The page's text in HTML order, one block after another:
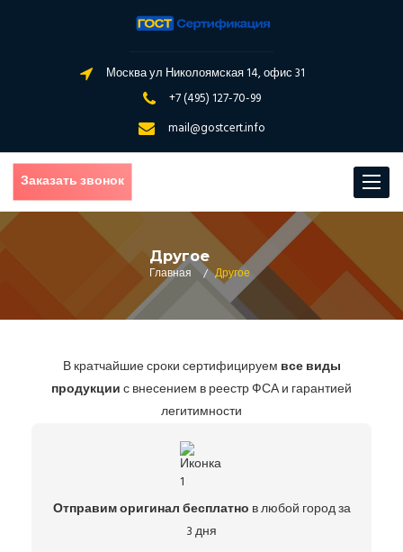
Москва ул Николоямская 14, офис 31
+7 (495) 127-70-99
mail@gostcert.info
Toggle
Заказать звонок
Другое
Главная / Другое
В кратчайшие сроки сертифицируем все виды
продукциис внесением в реестр ФСА и гарантией
легитимности
Отправим оригинал бесплатно в любой город за
3 дня